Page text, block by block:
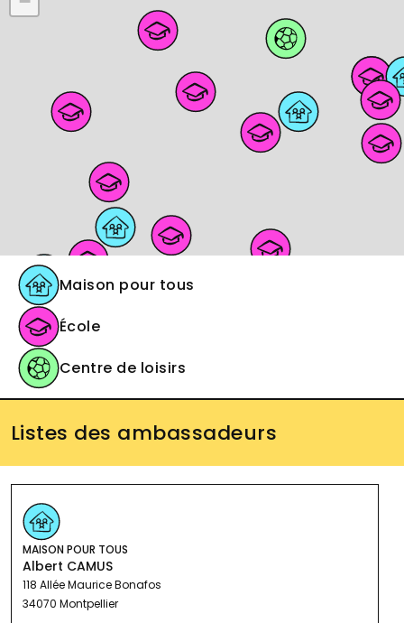
Maison pour tous
École
Centre de loisirs
Listes des ambassadeurs
MAISON POUR TOUS
Albert CAMUS
118 Allée Maurice Bonafos
34070 Montpellier